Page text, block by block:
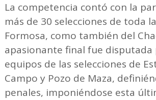
La competencia contó con la
más de 30 selecciones de toda
Formosa, como también del
apasionante final fue disputada
equipos de las selecciones de
Campo y Pozo de Maza,
penales, imponiéndose esta